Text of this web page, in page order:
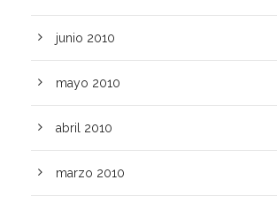
junio 2010
mayo 2010
abril 2010
marzo 2010